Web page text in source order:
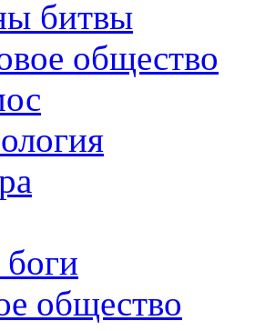
битвы
общество
общество